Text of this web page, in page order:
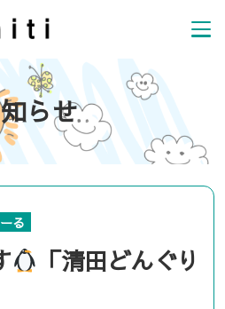
らせ
る
「清田どんぐり